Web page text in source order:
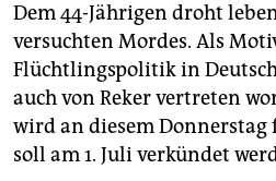
Dem 44-Jährigen droht
versuchten Mordes. Als
Flüchtlingspolitik in
auch von Reker vertreten
wird an diesem Donnerstag
soll am 1. Juli verkündet